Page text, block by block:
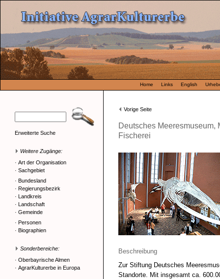
Home Links English
Erweiterte Suche
Weitere Zugänge:
· Art der Organisation
· Sachgebiet
· Bundesland
· Regierungsbezirk
· Landkreis
· Landschaft
· Gemeinde
· Personen
· Biographien
Sonderbereiche:
· Oberbayrische Almen
· AgrarKulturerbe in Europa
Vorige Seite
Deutsches Meeresmuseum,
Fischerei
Beschreibung
Zur Stiftung Deutsches
Standorte. Mit insgesamt ca.